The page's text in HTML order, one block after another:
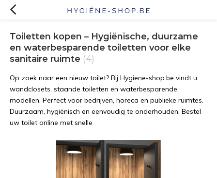
Toiletten kopen – Hygiënische, duurzame
en waterbesparende toiletten voor elke
sanitaire ruimte (4)
Op zoek naar een nieuw toilet? Bij Hygiene-shop.be vindt u
wandclosets, staande toiletten en waterbesparende
modellen. Perfect voor bedrijven, horeca en publieke ruimtes.
Duurzaam, hygiënisch en eenvoudig te onderhouden. Bestel
uw toilet online met snelle